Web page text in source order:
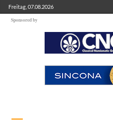
Freitag, 07.08.2026
Sponsored by